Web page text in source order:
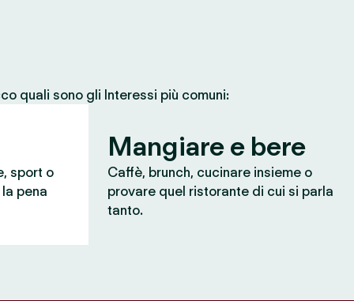
quali sono gli Interessi più comuni:
sport o
pena
Mangiare e bere
Caffè, brunch, cucinare insieme o
provare quel ristorante di cui si parla
tanto.